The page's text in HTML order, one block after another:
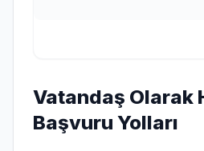
Vatandaş Olarak
Başvuru Yolları